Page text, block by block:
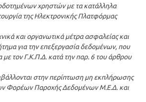
χρηστών με τα κατάλληλα
της Ηλεκτρονικής Πλατφόρμας
και οργανωτικά μέτρα ασφαλείας και
για την επεξεργασία δεδομένων, που
με τον Γ.Κ.Π.Δ. κατά την παρ. 6 του άρθρου
στην περίπτωση μη εκπλήρωσης
Φορέων Παροχής Δεδομένων Μ.Ε.Δ. και